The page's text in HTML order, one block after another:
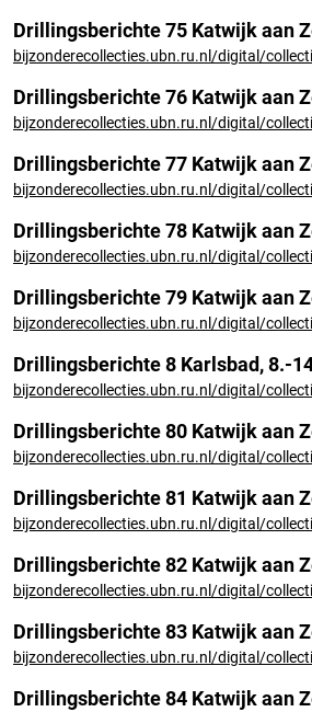
Drillingsberichte 75 Katwijk aan
bijzonderecollecties.ubn.ru.nl/digital/
Drillingsberichte 76 Katwijk aan
bijzonderecollecties.ubn.ru.nl/digital/
Drillingsberichte 77 Katwijk aan
bijzonderecollecties.ubn.ru.nl/digital/
Drillingsberichte 78 Katwijk aan
bijzonderecollecties.ubn.ru.nl/digital/
Drillingsberichte 79 Katwijk aan
bijzonderecollecties.ubn.ru.nl/digital/
Drillingsberichte 8 Karlsbad, 8.-
bijzonderecollecties.ubn.ru.nl/digital/
Drillingsberichte 80 Katwijk aan
bijzonderecollecties.ubn.ru.nl/digital/
Drillingsberichte 81 Katwijk aan
bijzonderecollecties.ubn.ru.nl/digital/
Drillingsberichte 82 Katwijk aan
bijzonderecollecties.ubn.ru.nl/digital/
Drillingsberichte 83 Katwijk aan
bijzonderecollecties.ubn.ru.nl/digital/
Drillingsberichte 84 Katwijk aan